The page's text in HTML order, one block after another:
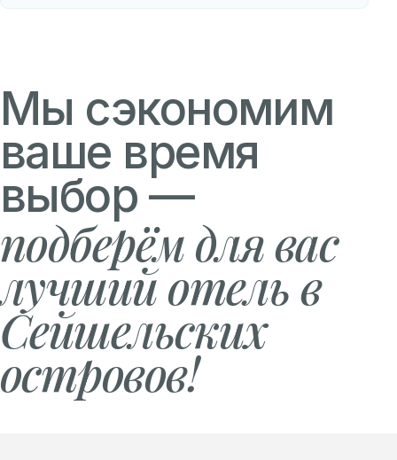
Мы сэкономим
ваше время
выбор —
подберём для вас
лучший отель в
Сейшельских
островов!